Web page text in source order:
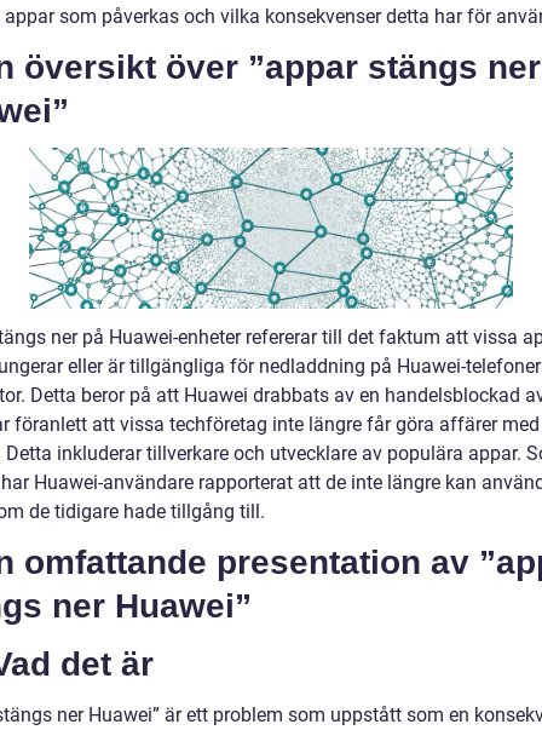
appar som påverkas och vilka konsekvenser detta har för
översikt över ”appar stängs ner
ner på Huawei-enheter refererar till det faktum att vissa
eller är tillgängliga för nedladdning på Huawei-
Detta beror på att Huawei drabbats av en handelsblockad
föranlett att vissa techföretag inte längre får göra affärer med
Detta inkluderar tillverkare och utvecklare av populära appar.
Huawei-användare rapporterat att de inte längre kan
de tidigare hade tillgång till.
omfattande presentation av
ner Huawei”
det är
ner Huawei” är ett problem som uppstått som en